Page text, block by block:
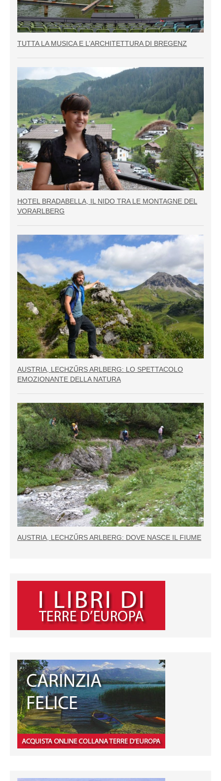
TUTTA LA MUSICA E L’ARCHITETTURA DI BREGENZ
HOTEL BRADABELLA, IL NIDO TRA LE MONTAGNE DEL
VORARLBERG
AUSTRIA, LECHZŰRS ARLBERG: LO SPETTACOLO
EMOZIONANTE DELLA NATURA
AUSTRIA, LECHZŰRS ARLBERG: DOVE NASCE IL FIUME